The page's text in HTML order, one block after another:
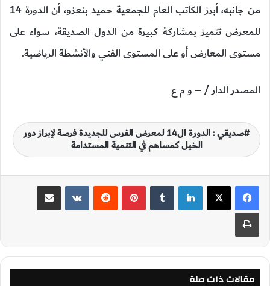
من جانبه، أبرز الكاتب العام للجمعية حميد بنعزو، أن الدورة 14
للمعرض تتميز بمشاركة كبيرة من الدول الصديقة، سواء على
مستوى المعارض أو على المستوى الفني والأنشطة الرياضية.
المصدر الدار / – و م ع
صديقي : الدورة ال14 لمعرض الفرس للجديدة فرصة لإبراز دور
الخيل كمساهم في التنمية المستدامة
لينكدإن بينتيريست
مقالات ذات صلة